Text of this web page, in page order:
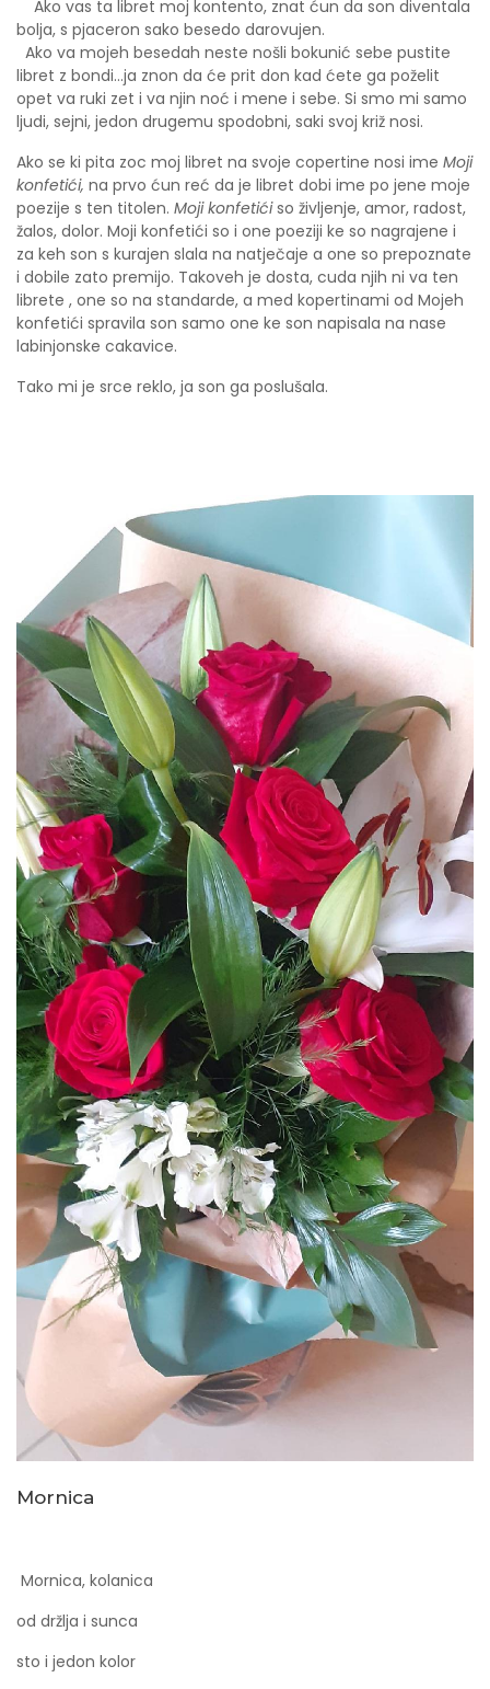
Ako vas ta libret moj kontento, znat ćun da son diventala
bolja, s pjaceron sako besedo darovujen.
Ako va mojeh besedah neste nošli bokunić sebe pustite
libret z bondi...ja znon da će prit don kad ćete ga poželit
opet va ruki zet i va njin noć i mene i sebe. Si smo mi samo
ljudi, sejni, jedon drugemu spodobni, saki svoj križ nosi.
Ako se ki pita zoc moj libret na svoje copertine nosi ime Moji
konfetići, na prvo ćun reć da je libret dobi ime po jene moje
poezije s ten titolen. Moji konfetićiso življenje, amor, radost,
žalos, dolor. Moji konfetići so i one poeziji ke so nagrajene i
za keh son s kurajen slala na natječaje a one so prepoznate
i dobile zato premijo. Takoveh je dosta, cuda njih ni va ten
librete , one so na standarde, a med kopertinami od Mojeh
konfetići spravila son samo one ke son napisala na nase
labinjonske cakavice.
Tako mi je srce reklo, ja son ga poslušala.
Mornica
Mornica, kolanica
od držlja i sunca
sto i jedon kolor